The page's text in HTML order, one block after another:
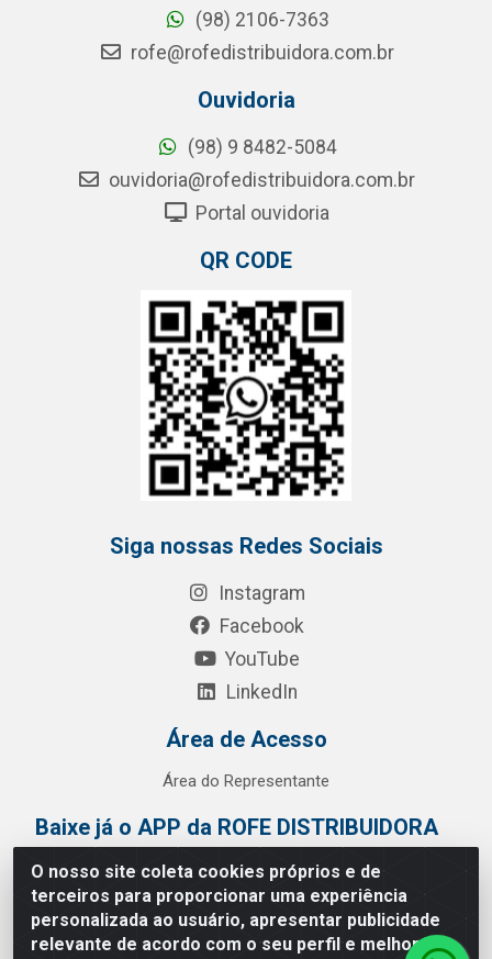
O nosso site coleta cookies próprios e de
terceiros para proporcionar uma experiência
personalizada ao usuário, apresentar publicidade
relevante de acordo com o seu perfil e melhorar a
(98) 2106-7363
rofe@rofedistribuidora.com.br
Ouvidoria
(98) 9 8482-5084
ouvidoria@rofedistribuidora.com.br
Portal ouvidoria
QR CODE
Siga nossas Redes Sociais
Instagram
Facebook
YouTube
LinkedIn
Área de Acesso
Área do Representante
Baixe já o APP da ROFE DISTRIBUIDORA